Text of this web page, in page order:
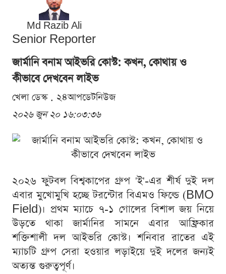
Md Razib Ali
Senior Reporter
জার্মানি বনাম আইভরি কোস্ট: কখন, কোথায় ও
কীভাবে দেখবেন লাইভ
খেলা ডেস্ক . ২৪আপডেটনিউজ
২০২৬ জুন ২০ ১৬:০৩:৩৬
২০২৬ ফুটবল বিশ্বকাপের গ্রুপ 'ই'-এর শীর্ষ দুই দল
এবার মুখোমুখি হচ্ছে টরন্টোর বিএমও ফিল্ডে (BMO
Field)। প্রথম ম্যাচে ৭-১ গোলের বিশাল জয় নিয়ে
উড়তে থাকা জার্মানির সামনে এবার আফ্রিকার
শক্তিশালী দল আইভরি কোস্ট। শনিবার রাতের এই
ম্যাচটি গ্রুপ সেরা হওয়ার লড়াইয়ে দুই দলের জন্যই
অত্যন্ত গুরুত্বপূর্ণ।